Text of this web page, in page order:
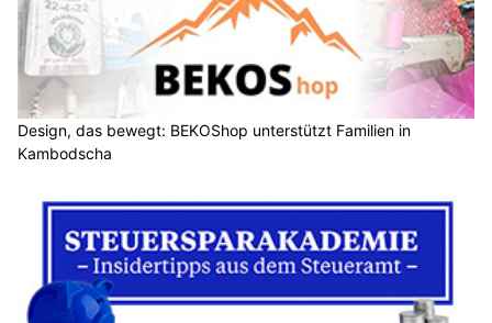
Design, das bewegt: BEKOShop unterstützt Familien in
Kambodscha